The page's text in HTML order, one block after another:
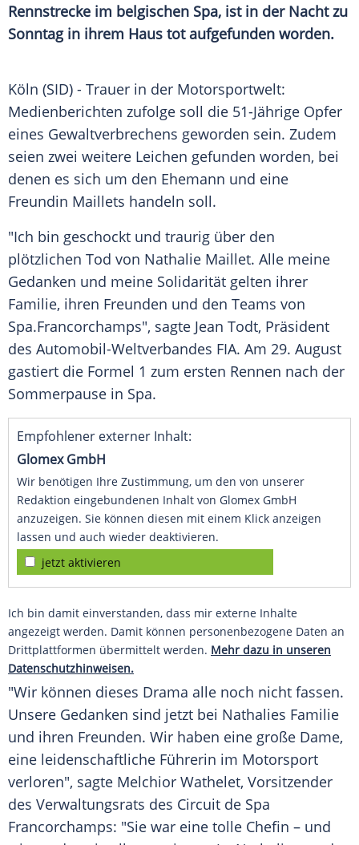
Rennstrecke im belgischen Spa, ist in der Nacht zu
Sonntag in ihrem Haus tot aufgefunden worden.
Köln (SID) - Trauer in der Motorsportwelt:
Medienberichten zufolge soll die 51-Jährige Opfer
eines Gewaltverbrechens geworden sein. Zudem
seien zwei weitere Leichen gefunden worden, bei
denen es sich um den Ehemann und eine
Freundin Maillets handeln soll.
"Ich bin geschockt und traurig über den
plötzlichen Tod von Nathalie Maillet. Alle meine
Gedanken und meine Solidarität gelten ihrer
Familie, ihren Freunden und den Teams von
Spa.Francorchamps", sagte Jean Todt, Präsident
des Automobil-Weltverbandes FIA. Am 29. August
gastiert die Formel 1 zum ersten Rennen nach der
Sommerpause in Spa.
Empfohlener externer Inhalt:
Glomex GmbH
Wir benötigen Ihre Zustimmung, um den von unserer
Redaktion eingebundenen Inhalt von Glomex GmbH
anzuzeigen. Sie können diesen mit einem Klick anzeigen
lassen und auch wieder deaktivieren.
jetzt aktivieren
Ich bin damit einverstanden, dass mir externe Inhalte
angezeigt werden. Damit können personenbezogene Daten an
Drittplattformen übermittelt werden. Mehr dazu in unseren
Datenschutzhinweisen.
"Wir können dieses Drama alle noch nicht fassen.
Unsere Gedanken sind jetzt bei Nathalies Familie
und ihren Freunden. Wir haben eine große Dame,
eine leidenschaftliche Führerin im Motorsport
verloren", sagte Melchior Wathelet, Vorsitzender
des Verwaltungsrats des Circuit de Spa
Francorchamps: "Sie war eine tolle Chefin – und